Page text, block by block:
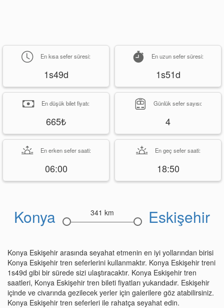
En kısa sefer süresi:
1s49d
En uzun sefer süresi:
1s51d
En düşük bilet fiyatı:
665₺
Günlük sefer sayısı:
4
En erken sefer saati:
06:00
En geç sefer saati:
18:50
Konya 341 km Eskişehir
Konya Eskişehir arasında seyahat etmenin en iyi yollarından birisi
Konya Eskişehir tren seferlerini kullanmaktır. Konya Eskişehir treni
1s49d gibi bir sürede sizi ulaştıracaktır. Konya Eskişehir tren
saatleri, Konya Eskişehir tren bileti fiyatları yukarıdadır. Eskişehir
içinde ve civarında gezilecek yerler için galerilere göz atabilirsiniz.
Konya Eskişehir tren seferleri ile rahatça seyahat edin.